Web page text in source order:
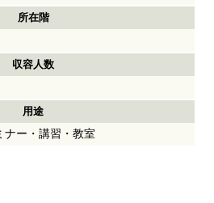
所在階
収容人数
用途
ナー・講習・教室